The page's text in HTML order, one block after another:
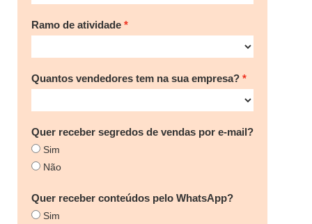
Ramo de atividade
Quantos vendedores tem na sua empresa?
Quer receber segredos de vendas por e-mail?
Sim
Não
Quer receber conteúdos pelo WhatsApp?
Sim